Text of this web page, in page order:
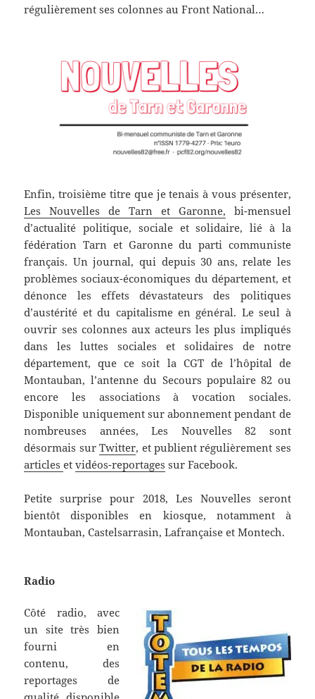
régulièrement ses colonnes au Front National…
Enfin, troisième titre que je tenais à vous présenter,
Les Nouvelles de Tarn et Garonne, bi-mensuel
d’actualité politique, sociale et solidaire, lié à la
fédération Tarn et Garonne du parti communiste
français. Un journal, qui depuis 30 ans, relate les
problèmes sociaux-économiques du département, et
dénonce les effets dévastateurs des politiques
d’austérité et du capitalisme en général. Le seul à
ouvrir ses colonnes aux acteurs les plus impliqués
dans les luttes sociales et solidaires de notre
département, que ce soit la CGT de l’hôpital de
Montauban, l’antenne du Secours populaire 82 ou
encore les associations à vocation sociales.
Disponible uniquement sur abonnement pendant de
nombreuses années, Les Nouvelles 82 sont
désormais surTwitter, et publient régulièrement ses
articlesetvidéos-reportages sur Facebook.
Petite surprise pour 2018, Les Nouvelles seront
bientôt disponibles en kiosque, notamment à
Montauban, Castelsarrasin, Lafrançaise et Montech.
Radio
Côté radio, avec
un site très bien
fourni en
contenu, des
reportages de